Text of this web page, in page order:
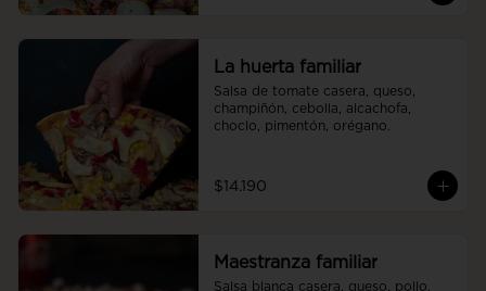
La huerta familiar
Salsa de tomate casera, queso,
champiñón, cebolla, alcachofa,
choclo, pimentón, orégano.
$14.190
Maestranza familiar
Salsa blanca casera, queso, pollo,